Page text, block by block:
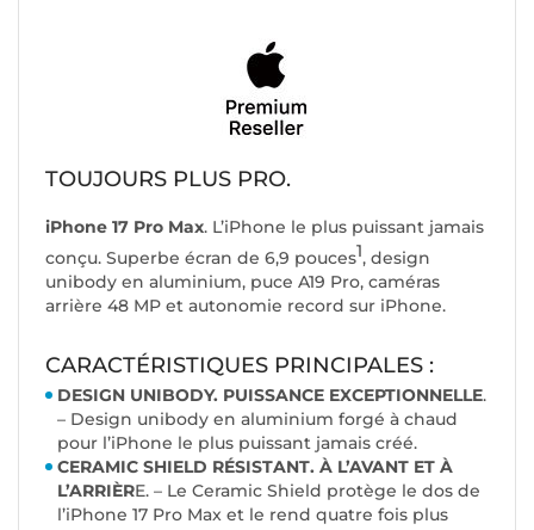
TOUJOURS PLUS PRO.
iPhone 17 Pro Max. L’iPhone le plus puissant jamais
conçu. Superbe écran de 6,9 pouces1, design
unibody en aluminium, puce A19 Pro, caméras
arrière 48 MP et autonomie record sur iPhone.
CARACTÉRISTIQUES PRINCIPALES :
DESIGN UNIBODY. PUISSANCE EXCEPTIONNELLE.
– Design unibody en aluminium forgé à chaud
pour l’iPhone le plus puissant jamais créé.
CERAMIC SHIELD RÉSISTANT. À L’AVANT ET À
L’ARRIÈRE. – Le Ceramic Shield protège le dos de
l’iPhone 17 Pro Max et le rend quatre fois plus